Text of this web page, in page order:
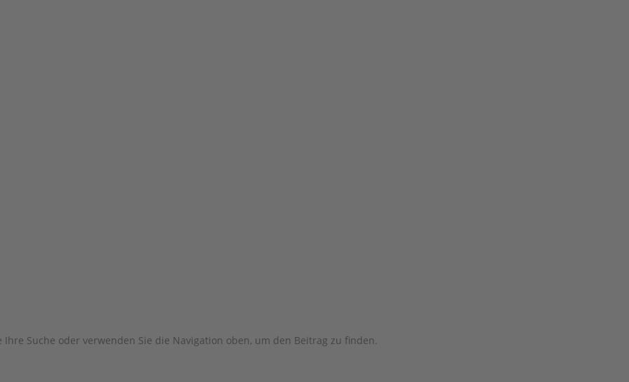
Suche oder verwenden Sie die Navigation oben, um den Beitrag zu finden.